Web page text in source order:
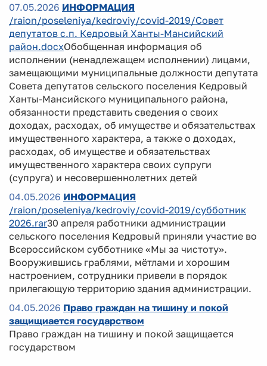
07.05.2026 ИНФОРМАЦИЯ
/raion/poseleniya/kedroviy/covid-2019/Совет
депутатов с.п. Кедровый Ханты-Мансийский
район.docxОбобщенная информация об
исполнении (ненадлежащем исполнении) лицами,
замещающими муниципальные должности депутата
Совета депутатов сельского поселения Кедровый
Ханты-Мансийского муниципального района,
обязанности представить сведения о своих
доходах, расходах, об имуществе и обязательствах
имущественного характера, а также о доходах,
расходах, об имуществе и обязательствах
имущественного характера своих супруги
(супруга) и несовершеннолетних детей
04.05.2026 ИНФОРМАЦИЯ
/raion/poseleniya/kedroviy/covid-2019/субботник
2026.rar30 апреля работники администрации
сельского поселения Кедровый приняли участие во
Всероссийском субботнике «Мы за чистоту».
Вооружившись граблями, мётлами и хорошим
настроением, сотрудники привели в порядок
прилегающую территорию здания администрации.
04.05.2026 Право граждан на тишину и покой
защищиается государством
Право граждан на тишину и покой защищается
государством